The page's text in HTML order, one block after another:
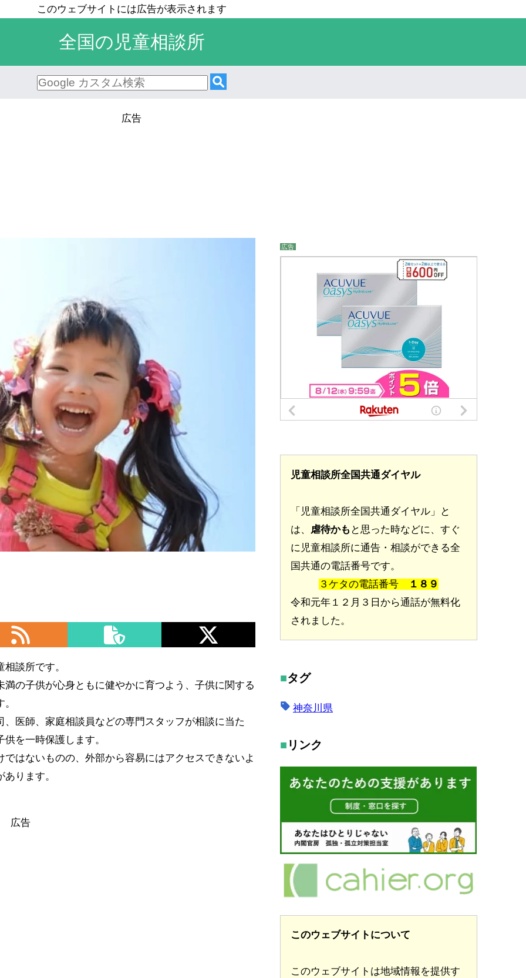
全国の児童相談所
談所です。
の子供が心身ともに健やかに育つよう、子供に関する
医師、家庭相談員などの専門スタッフが相談に当た
を一時保護します。
はないものの、外部から容易にはアクセスできないよ
ります。
児童相談所全国共通ダイヤル
「児童相談所全国共通ダイヤル」と
は、 虐待かも と思った時などに、すぐ
に児童相談所に通告・相談ができる全
国共通の電話番号です。
３ケタの電話番号
１８９
令和元年１２月３日から通話が無料化
されました。
タグ
神奈川県
リンク
このウェブサイトについて
このウェブサイトは地域情報を提供す